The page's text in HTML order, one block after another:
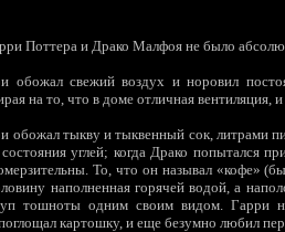
Поттера и Драко Малфоя не было
обожал свежий воздух и норовил
на то, что в доме отличная вентиляция,
обожал тыкву и тыквенный сок, литрами
углей; когда Драко попытался
То, что он называл «кофе»
наполненная горячей водой, а
тошноты одним своим видом. Гарри
картошку, и еще безумно любил